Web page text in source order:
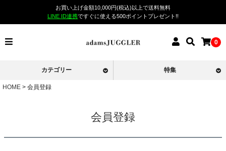
お買い上げ金額10,000円(税込)以上で送料無料
LINE ID連携ですぐに使える500ポイントプレゼント!!
0
カテゴリー 特集
HOME 会員登録
会員登録